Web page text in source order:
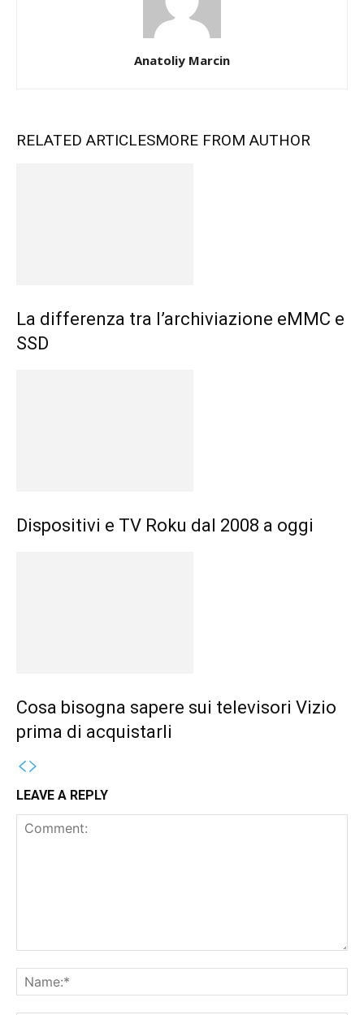
Anatoliy Marcin
RELATED ARTICLESMORE FROM AUTHOR
La differenza tra l’archiviazione eMMC e
SSD
Dispositivi e TV Roku dal 2008 a oggi
Cosa bisogna sapere sui televisori Vizio
prima di acquistarli
LEAVE A REPLY